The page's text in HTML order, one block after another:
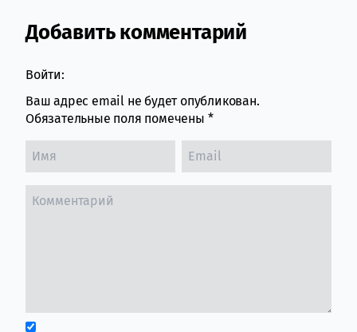
Добавить комментарий
Войти:
Ваш адрес email не будет опубликован.
Обязательные поля помечены *